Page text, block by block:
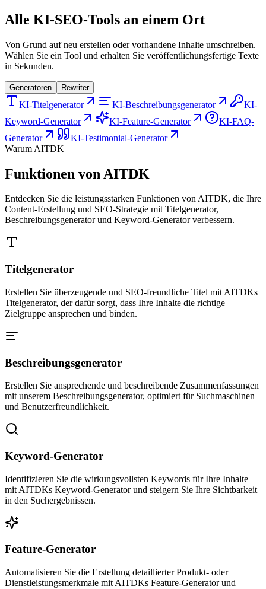
Alle KI-SEO-Tools an einem Ort
Von Grund auf neu erstellen oder vorhandene Inhalte umschreiben.
Wählen Sie ein Tool und erhalten Sie veröffentlichungsfertige Texte
in Sekunden.
Generatoren Rewriter
KI-Titelgenerator KI-Beschreibungsgenerator
KI-
Keyword-Generator
KI-Feature-Generator
KI-FAQ-
Generator
KI-Testimonial-Generator
Warum AITDK
Funktionen von AITDK
Entdecken Sie die leistungsstarken Funktionen von AITDK, die Ihre
Content-Erstellung und SEO-Strategie mit Titelgenerator,
Beschreibungsgenerator und Keyword-Generator verbessern.
Titelgenerator
Erstellen Sie überzeugende und SEO-freundliche Titel mit AITDKs
Titelgenerator, der dafür sorgt, dass Ihre Inhalte die richtige
Zielgruppe ansprechen und binden.
Beschreibungsgenerator
Erstellen Sie ansprechende und beschreibende Zusammenfassungen
mit unserem Beschreibungsgenerator, optimiert für Suchmaschinen
und Benutzerfreundlichkeit.
Keyword-Generator
Identifizieren Sie die wirkungsvollsten Keywords für Ihre Inhalte
mit AITDKs Keyword-Generator und steigern Sie Ihre Sichtbarkeit
in den Suchergebnissen.
Feature-Generator
Automatisieren Sie die Erstellung detaillierter Produkt- oder
Dienstleistungsmerkmale mit AITDKs Feature-Generator und